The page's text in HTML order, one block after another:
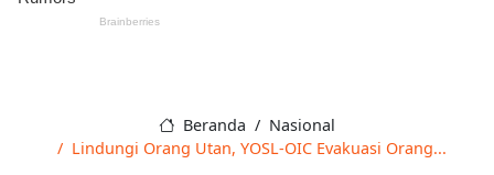
Beranda
Nasional
Lindungi Orang Utan, YOSL-OIC Evakuasi Orang...